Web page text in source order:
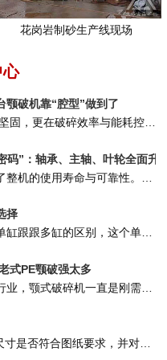
花岗岩制砂生产线现场
心
颚破机靠“腔型”做到了
PE系列颚式破碎机不仅坚固，更在破碎效率与能耗控制上表现突出，帮助用户实现更高的产...
码”：轴承、主轴、叶轮全面升
择
首先我们要讲一下这个单缸跟跟多缸的区别，这个单缸圆锥破，顾名思义就是他只有一个液...
式PE颚破强太多
在矿山破碎和石料加工行业，颚式破碎机一直是刚需设备。但用过传统 PE 系列颚破的...
1.安装前检查基础各部尺寸是否符合图纸要求，并对设备检查是否齐全。 2.每个零...